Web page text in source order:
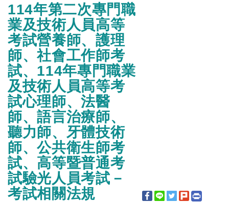
:::
114年第二次專門職
業及技術人員高等
考試營養師、護理
師、社會工作師考
試、114年專門職業
及技術人員高等考
試心理師、法醫
師、語言治療師、
聽力師、牙體技術
師、公共衛生師考
試、高等暨普通考
試驗光人員考試－
考試相關法規